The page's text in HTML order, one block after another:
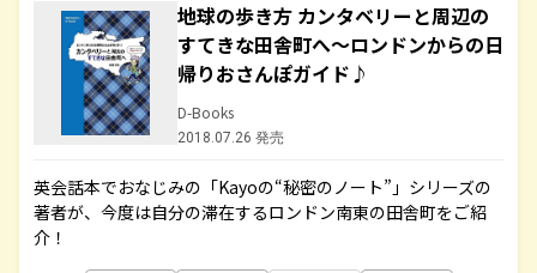
地球の歩き方 カンタベリーと周辺の
すてきな田舎町へ～ロンドンからの日
帰りおさんぽガイド♪
D-Books
2018.07.26 発売
英会話本でおなじみの「Kayoの“秘密のノート”」シリーズの
著者が、今度は自分の滞在するロンドン南東の田舎町をご紹
介！